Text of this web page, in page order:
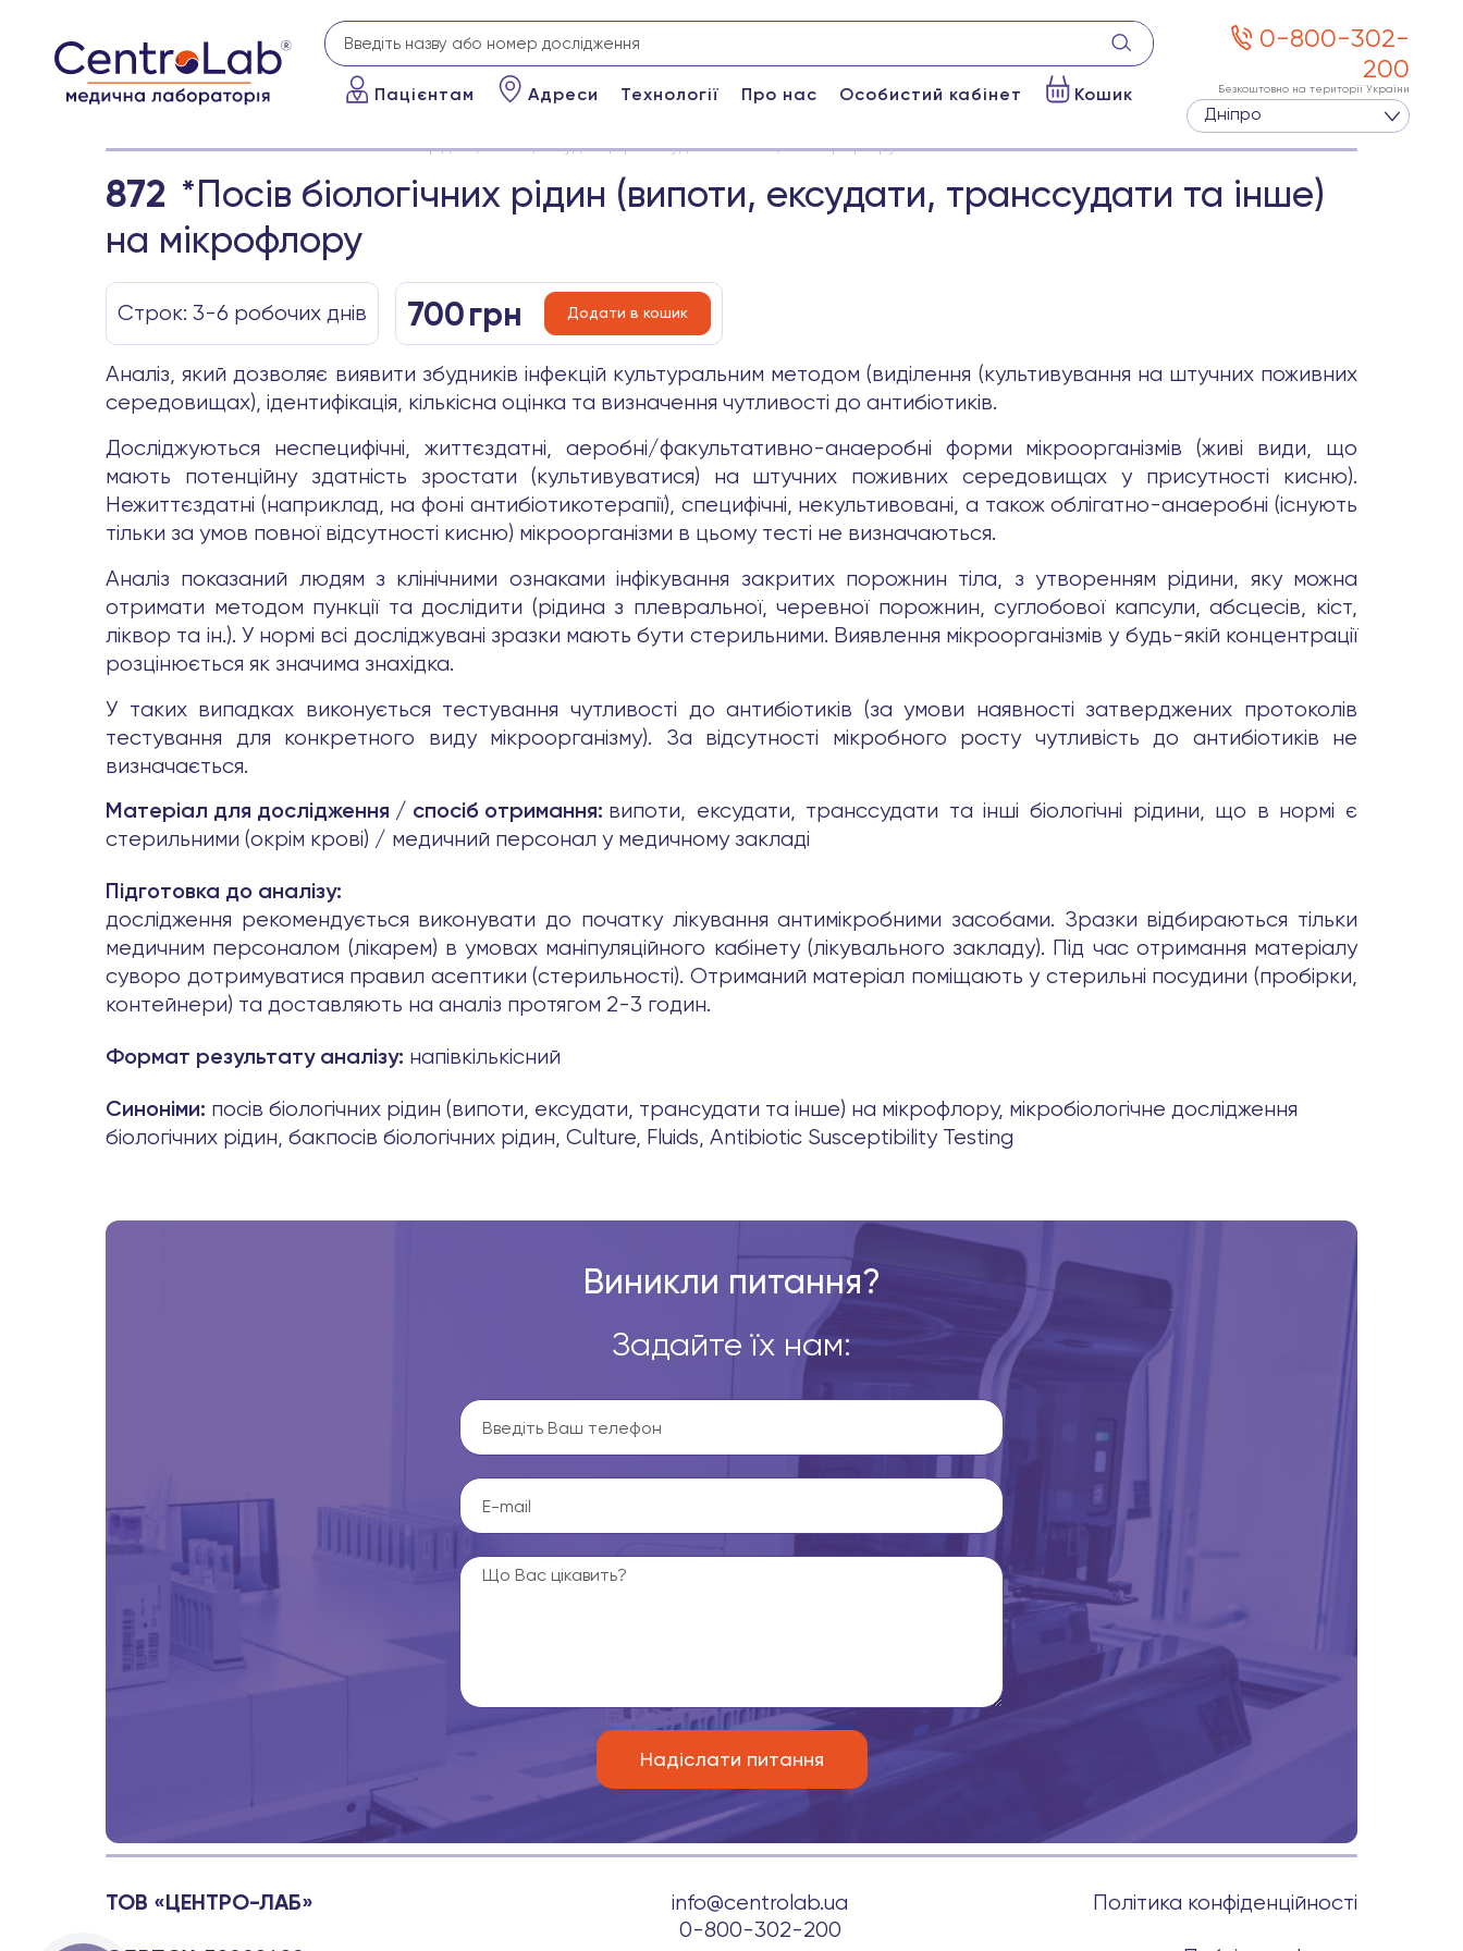
Пацієнтам Адреси Технології Про нас Особистий кабінет Кошик
0-800-302-
200
Безкоштовно на території України
Дніпро
Головна Аналізи *Посів біологічних рідин (випоти, ексудати, транссудати та інше) на мікрофлору
872 *Посів біологічних рідин (випоти, ексудати, транссудати та інше)
на мікрофлору
Строк: 3-6 робочих днів 700 грн Додати в кошик
Аналіз, який дозволяє виявити збудників інфекцій культуральним методом (виділення (культивування на штучних поживних
середовищах), ідентифікація, кількісна оцінка та визначення чутливості до антибіотиків.
Досліджуються неспецифічні, життєздатні, аеробні/факультативно-анаеробні форми мікроорганізмів (живі види, що
мають потенційну здатність зростати (культивуватися) на штучних поживних середовищах у присутності кисню).
Нежиттєздатні (наприклад, на фоні антибіотикотерапії), специфічні, некультивовані, а також облігатно-анаеробні (існують
тільки за умов повної відсутності кисню) мікроорганізми в цьому тесті не визначаються.
Аналіз показаний людям з клінічними ознаками інфікування закритих порожнин тіла, з утворенням рідини, яку можна
отримати методом пункції та дослідити (рідина з плевральної, черевної порожнин, суглобової капсули, абсцесів, кіст,
ліквор та ін.). У нормі всі досліджувані зразки мають бути стерильними. Виявлення мікроорганізмів у будь-якій концентрації
розцінюється як значима знахідка.
У таких випадках виконується тестування чутливості до антибіотиків (за умови наявності затверджених протоколів
тестування для конкретного виду мікроорганізму). За відсутності мікробного росту чутливість до антибіотиків не
визначається.
Матеріал для дослідження / спосіб отримання: випоти, ексудати, транссудати та інші біологічні рідини, що в нормі є
стерильними (окрім крові) / медичний персонал у медичному закладі
Підготовка до аналізу:
дослідження рекомендується виконувати до початку лікування антимікробними засобами. Зразки відбираються тільки
медичним персоналом (лікарем) в умовах маніпуляційного кабінету (лікувального закладу). Під час отримання матеріалу
суворо дотримуватися правил асептики (стерильності). Отриманий матеріал поміщають у стерильні посудини (пробірки,
контейнери) та доставляють на аналіз протягом 2-3 годин.
Формат результату аналізу: напівкількісний
Синоніми: посів біологічних рідин (випоти, ексудати, трансудати та інше) на мікрофлору, мікробіологічне дослідження
біологічних рідин, бакпосів біологічних рідин, Culture, Fluids, Antibiotic Susceptibility Testing
Виникли питання?
Задайте їх нам:
ТОВ «ЦЕНТРО-ЛАБ» Політика конфіденційності
info@centrolab.ua
0-800-302-200